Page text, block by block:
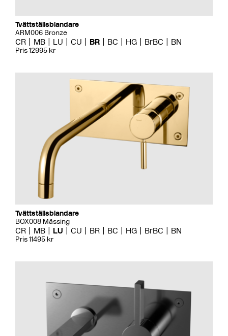
Tvättställsblandare
ARM006 Bronze
CR MB LU CU BR BC HG BrBC BN
Pris 12995 kr
Tvättställsblandare
BOX008 Mässing
CR MB LU CU BR BC HG BrBC BN
Pris 11495 kr